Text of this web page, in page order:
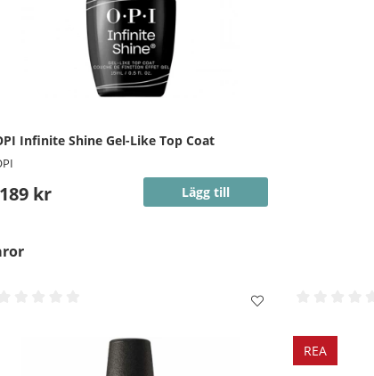
Infinite Shine Gel-Like Top Coat
189 kr Lägg till
REA